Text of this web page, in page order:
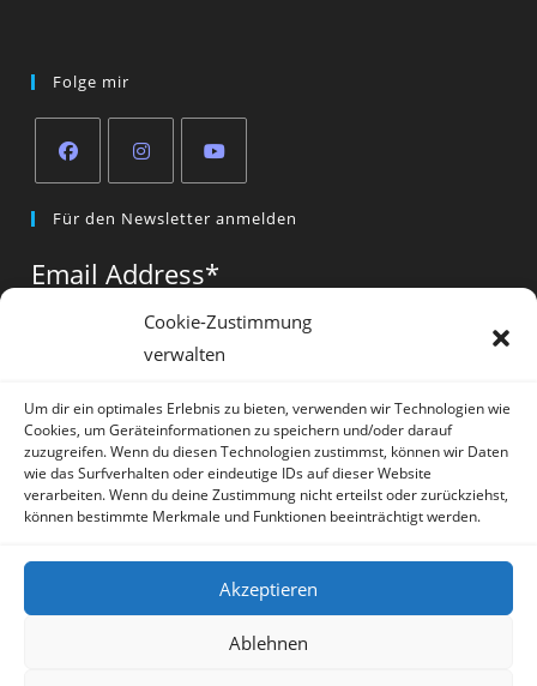
Cookie-Zustimmung
verwalten
Um dir ein optimales Erlebnis zu bieten, verwenden wir Technologien wie
Cookies, um Geräteinformationen zu speichern und/oder darauf
zuzugreifen. Wenn du diesen Technologien zustimmst, können wir Daten
wie das Surfverhalten oder eindeutige IDs auf dieser Website
verarbeiten. Wenn du deine Zustimmung nicht erteilst oder zurückziehst,
können bestimmte Merkmale und Funktionen beeinträchtigt werden.
Akzeptieren
Ablehnen
Folge mir
in
new
in
new
in
new
tab
Für den Newsletter anmelden
Email Address*
Vorname*